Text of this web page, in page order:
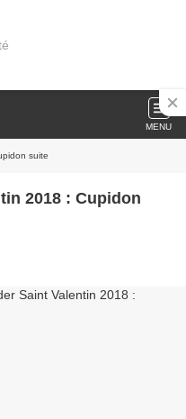
MENU
suite
2018 : Cupidon